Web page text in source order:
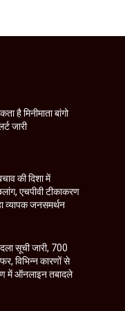
है मिनीमाता बांगो
जारी
की दिशा में
एचपीवी टीकाकरण
व्यापक जनसमर्थन
सूची जारी, 700
विभिन्न कारणों से
में ऑनलाइन तबादले